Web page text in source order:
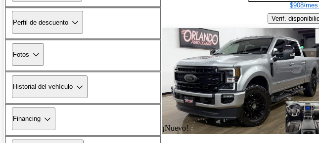
Perfil de descuento
Fotos
Historial del vehículo
Financing
$908/
Verif.
¡Nuevo!